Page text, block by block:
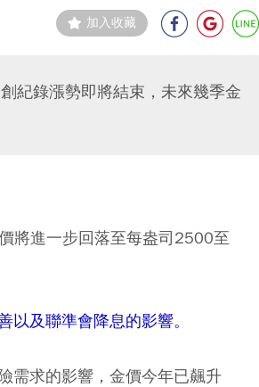
加入收藏
紀錄漲勢即將結束，未來幾季金
將進一步回落至每盎司2500至
及聯準會降息的影響。
需求的影響，金價今年已飆升